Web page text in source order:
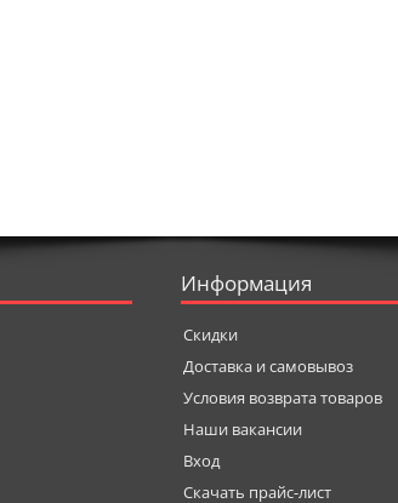
Информация
Скидки
Доставка и самовывоз
Условия возврата товаров
Наши вакансии
Вход
Скачать прайс-лист